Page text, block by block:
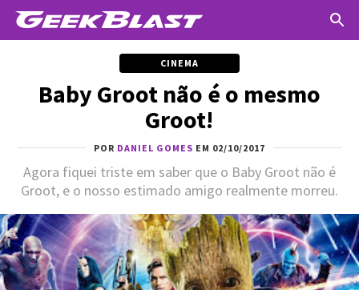
CINEMA
Baby Groot não é o mesmo
Groot!
POR DANIEL GOMES EM 02/10/2017
Agora fiquei triste em saber que o Baby Groot não é
Groot, e o nosso estimado amigo realmente morreu.